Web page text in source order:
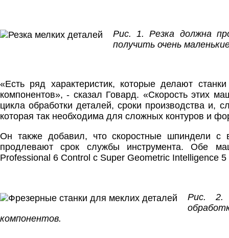
Рис. 1. Резка должна
получить очень
«Есть ряд характеристик, которые делают
компонентов», - сказал Говард. «Скорость этих
цикла обработки деталей, сроки производства и,
которая так необходима для сложных контуров и
Он также добавил, что скоростные шпиндели с
продлевают срок службы инструмента. Обе
Professional 6 Control с Super Geometric Intelligence
Рис. 2.
компонентов.